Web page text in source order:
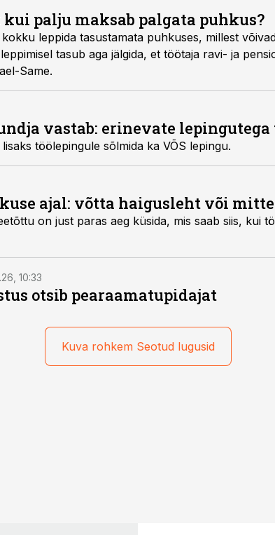
palju maksab palgata puhkus?
leppida tasustamata puhkuses, millest
tasub aga jälgida, et töötaja ravi- ja
Same.
vastab: erinevate
töölepingule sõlmida ka VÕS lepingu.
ajal: võtta haigusleht või mitte
on just paras aeg küsida, mis saab siis, kui
10:33
otsib pearaamatupidajat
Kuva rohkem Seotud lugusid